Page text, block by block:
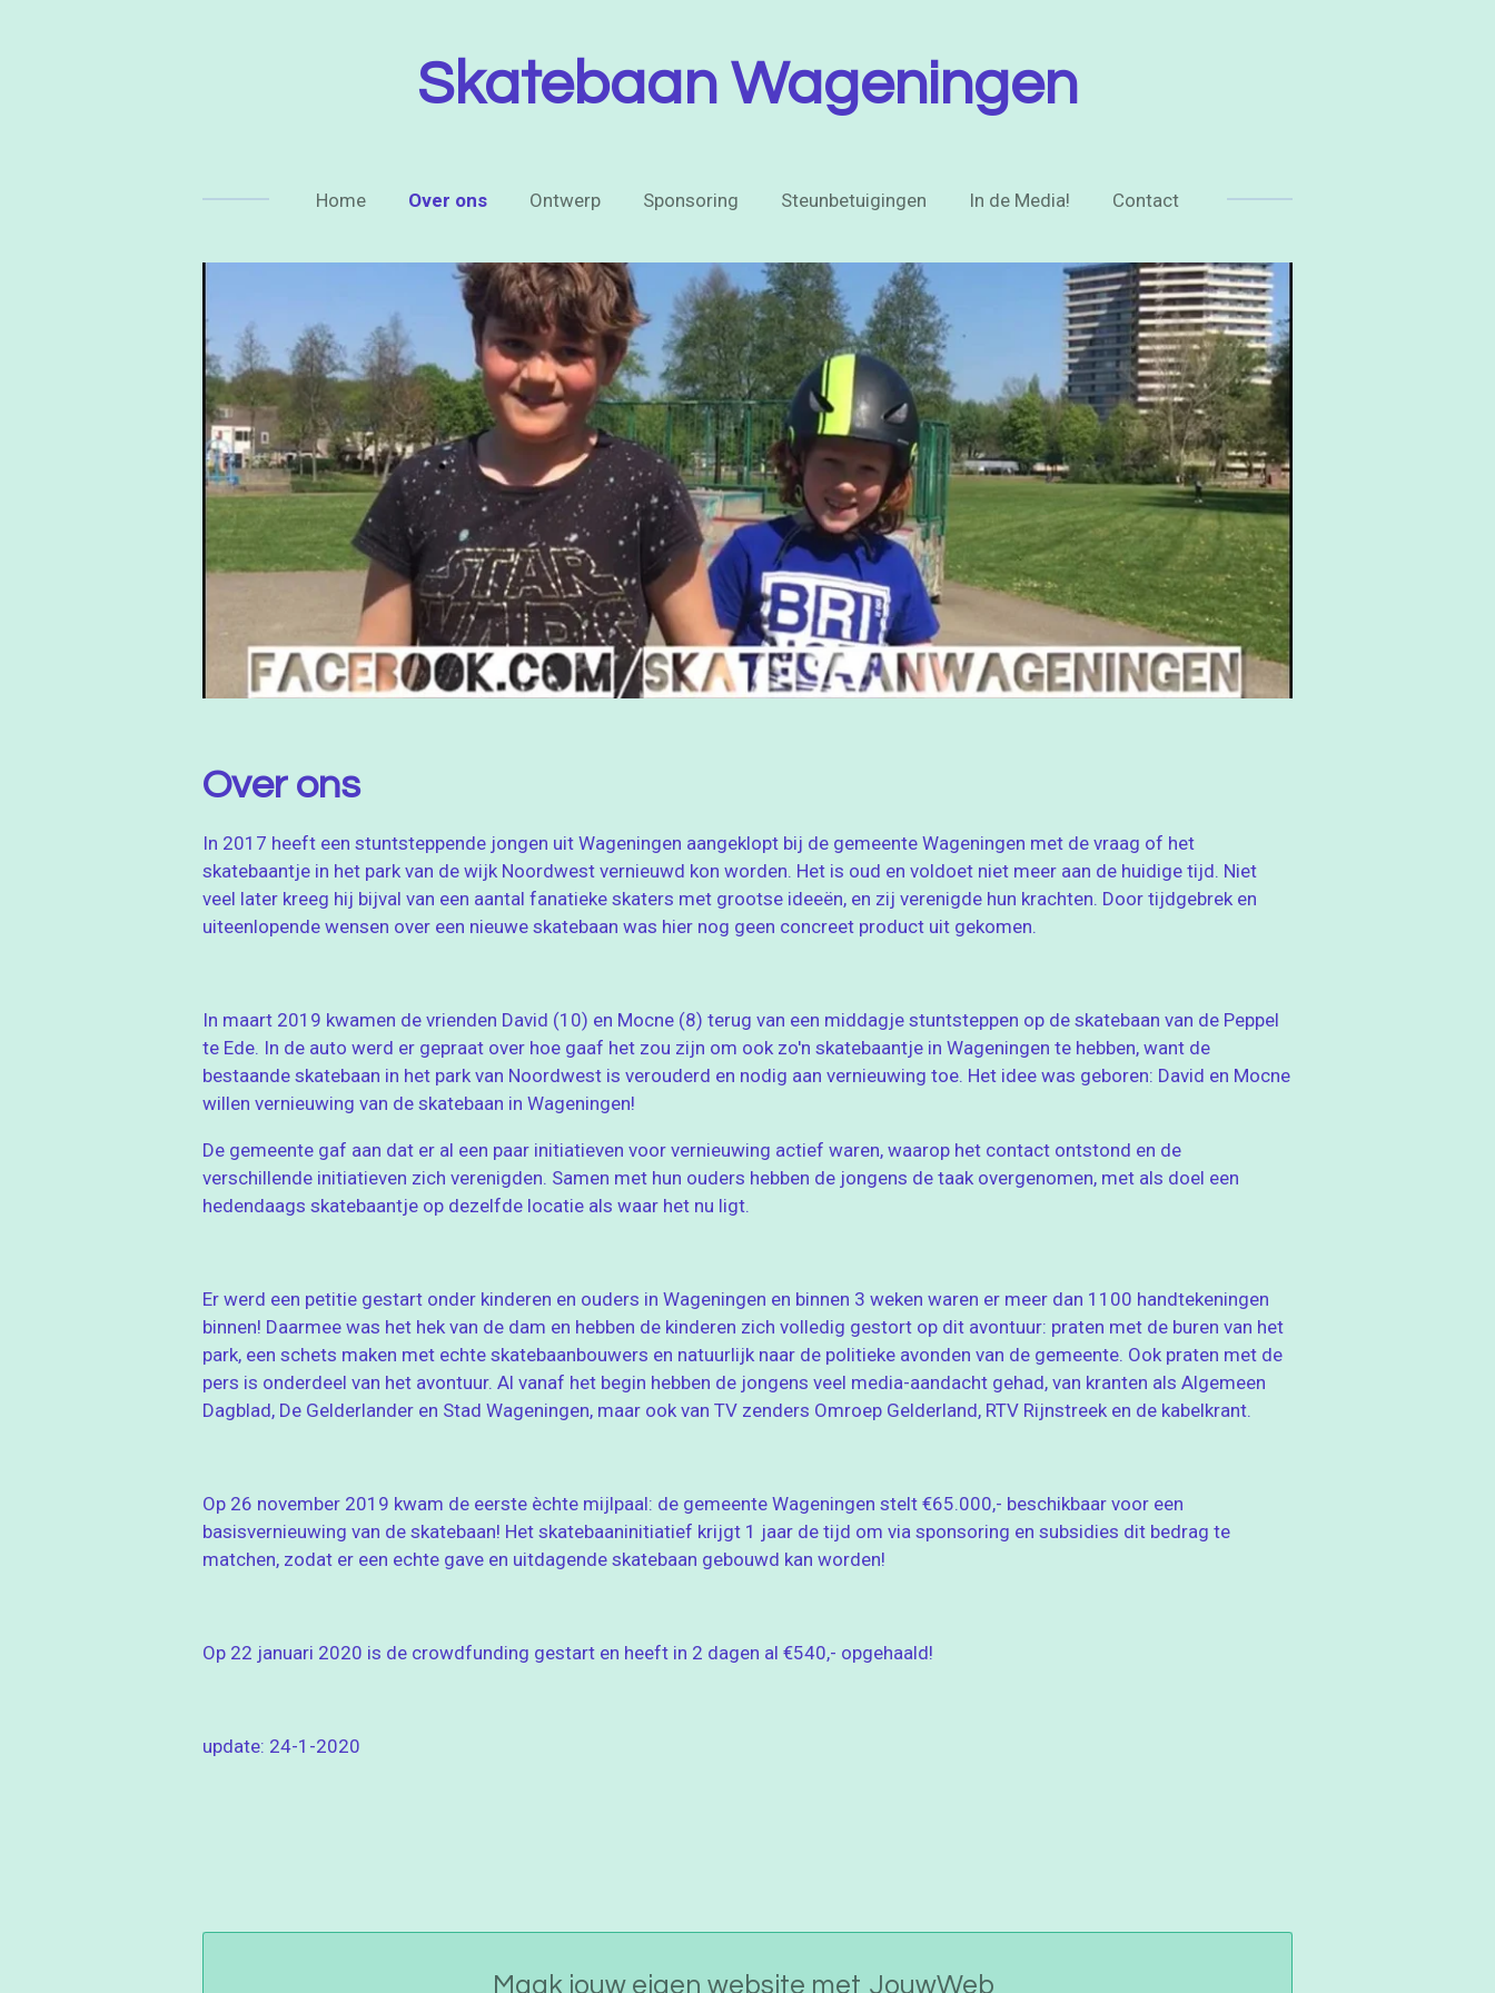
Skatebaan Wageningen
Home Over ons Ontwerp Sponsoring Steunbetuigingen In de Media! Contact
Over ons
In 2017 heeft een stuntsteppende jongen uit Wageningen aangeklopt bij de gemeente Wageningen met de vraag of het
skatebaantje in het park van de wijk Noordwest vernieuwd kon worden. Het is oud en voldoet niet meer aan de huidige tijd. Niet
veel later kreeg hij bijval van een aantal fanatieke skaters met grootse ideeën, en zij verenigde hun krachten. Door tijdgebrek en
uiteenlopende wensen over een nieuwe skatebaan was hier nog geen concreet product uit gekomen.
In maart 2019 kwamen de vrienden David (10) en Mocne (8) terug van een middagje stuntsteppen op de skatebaan van de Peppel
te Ede. In de auto werd er gepraat over hoe gaaf het zou zijn om ook zo'n skatebaantje in Wageningen te hebben, want de
bestaande skatebaan in het park van Noordwest is verouderd en nodig aan vernieuwing toe. Het idee was geboren: David en Mocne
willen vernieuwing van de skatebaan in Wageningen!
De gemeente gaf aan dat er al een paar initiatieven voor vernieuwing actief waren, waarop het contact ontstond en de
verschillende initiatieven zich verenigden. Samen met hun ouders hebben de jongens de taak overgenomen, met als doel een
hedendaags skatebaantje op dezelfde locatie als waar het nu ligt.
Er werd een petitie gestart onder kinderen en ouders in Wageningen en binnen 3 weken waren er meer dan 1100 handtekeningen
binnen! Daarmee was het hek van de dam en hebben de kinderen zich volledig gestort op dit avontuur: praten met de buren van het
park, een schets maken met echte skatebaanbouwers en natuurlijk naar de politieke avonden van de gemeente. Ook praten met de
pers is onderdeel van het avontuur. Al vanaf het begin hebben de jongens veel media-aandacht gehad, van kranten als Algemeen
Dagblad, De Gelderlander en Stad Wageningen, maar ook van TV zenders Omroep Gelderland, RTV Rijnstreek en de kabelkrant.
Op 26 november 2019 kwam de eerste èchte mijlpaal: de gemeente Wageningen stelt €65.000,- beschikbaar voor een
basisvernieuwing van de skatebaan! Het skatebaaninitiatief krijgt 1 jaar de tijd om via sponsoring en subsidies dit bedrag te
matchen, zodat er een echte gave en uitdagende skatebaan gebouwd kan worden!
Op 22 januari 2020 is de crowdfunding gestart en heeft in 2 dagen al €540,- opgehaald!
update: 24-1-2020
Maak jouw eigen website met JouwWeb